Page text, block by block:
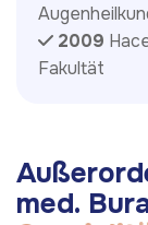
2009
Fakultät
Außerord
med. Bur